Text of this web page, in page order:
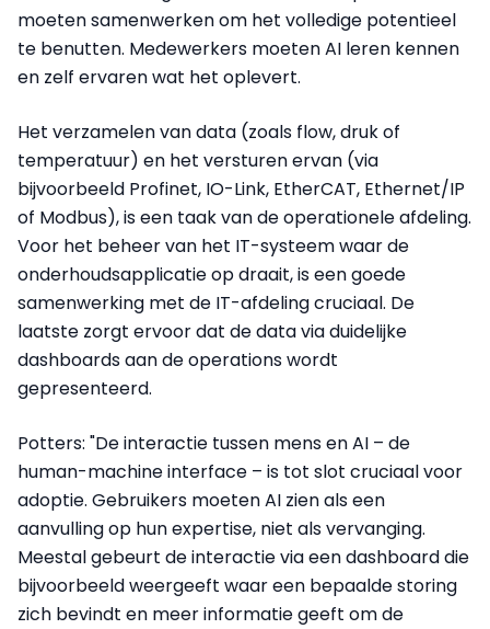
moeten samenwerken om het volledige potentieel
te benutten. Medewerkers moeten AI leren kennen
en zelf ervaren wat het oplevert.
Het verzamelen van data (zoals flow, druk of
temperatuur) en het versturen ervan (via
bijvoorbeeld Profinet, IO-Link, EtherCAT, Ethernet/IP
of Modbus), is een taak van de operationele afdeling.
Voor het beheer van het IT-systeem waar de
onderhoudsapplicatie op draait, is een goede
samenwerking met de IT-afdeling cruciaal. De
laatste zorgt ervoor dat de data via duidelijke
dashboards aan de operations wordt
gepresenteerd.
Potters: "De interactie tussen mens en AI – de
human-machine interface – is tot slot cruciaal voor
adoptie. Gebruikers moeten AI zien als een
aanvulling op hun expertise, niet als vervanging.
Meestal gebeurt de interactie via een dashboard die
bijvoorbeeld weergeeft waar een bepaalde storing
zich bevindt en meer informatie geeft om de